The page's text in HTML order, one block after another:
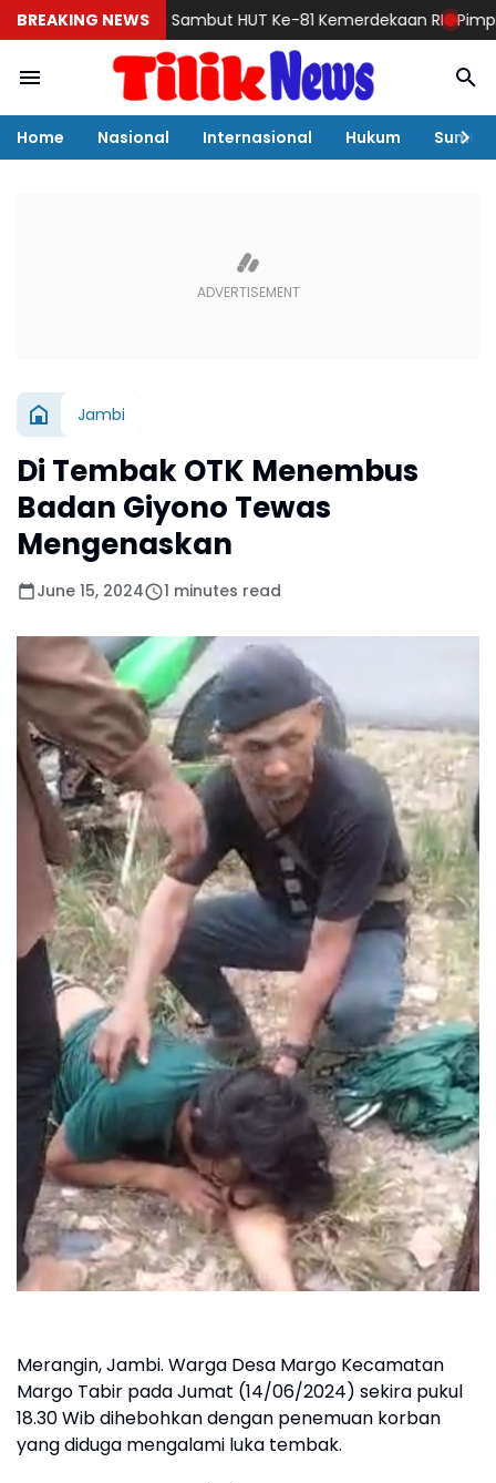
BREAKING NEWS
Bersih Sambut HUT Ke-81 Kemerdekaan RI Pimpin Apel
Home Nasional Internasional Hukum Sumut
Jambi
Di Tembak OTK Menembus
Badan Giyono Tewas
Mengenaskan
June 15, 2024 1 minutes read
Merangin, Jambi. Warga Desa Margo Kecamatan
Margo Tabir pada Jumat (14/06/2024) sekira pukul
18.30 Wib dihebohkan dengan penemuan korban
yang diduga mengalami luka tembak.